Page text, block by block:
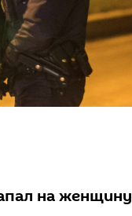
на женщину